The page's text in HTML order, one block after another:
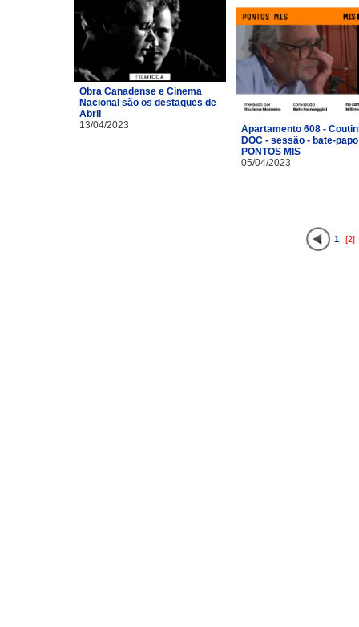
Obra Canadense e Cinema
Nacional são os destaques de
Abril
13/04/2023
Apartamento 608 -
DOC - sessão - bate-
PONTOS MIS
05/04/2023
1 [2]